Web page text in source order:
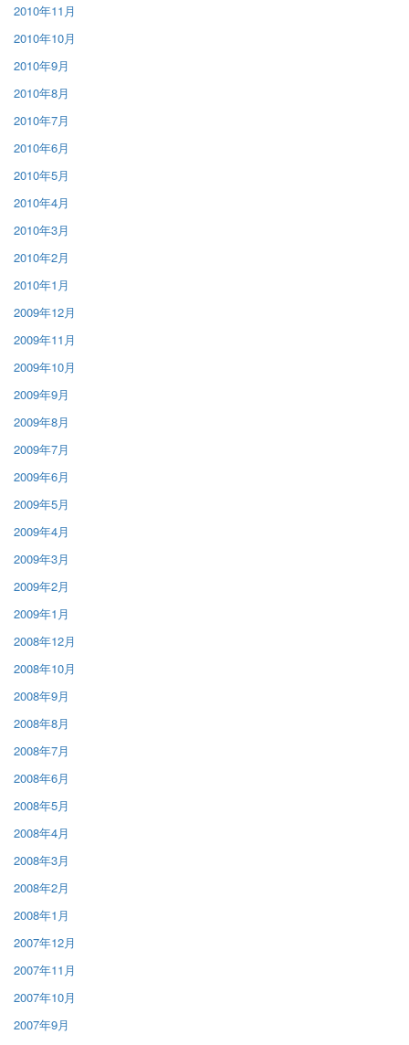
2010年11月
2010年10月
2010年9月
2010年8月
2010年7月
2010年6月
2010年5月
2010年4月
2010年3月
2010年2月
2010年1月
2009年12月
2009年11月
2009年10月
2009年9月
2009年8月
2009年7月
2009年6月
2009年5月
2009年4月
2009年3月
2009年2月
2009年1月
2008年12月
2008年10月
2008年9月
2008年8月
2008年7月
2008年6月
2008年5月
2008年4月
2008年3月
2008年2月
2008年1月
2007年12月
2007年11月
2007年10月
2007年9月